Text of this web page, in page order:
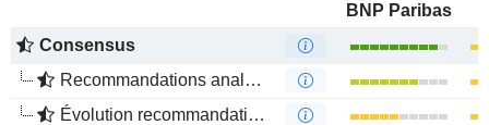
BNP Paribas
Consensus
Recommandations analystes
Évolution recommandations analystes 1 an